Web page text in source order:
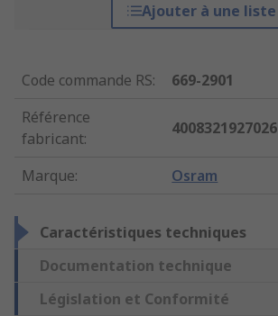
Ajouter à une liste
Code commande RS:
669-2901
Référence
fabricant:
4008321927026
Marque: Osram
Caractéristiques techniques
Documentation technique
Législation et Conformité